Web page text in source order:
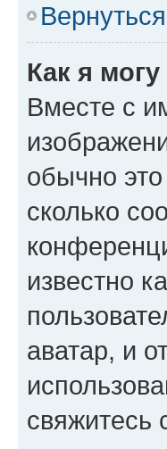
Как я
Вместе с
обычно
сколько
известно
аватар, и
свяжитесь